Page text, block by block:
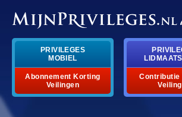
PRIVILEGES
MOBIEL
Abonnement Korting
Veilingen
Contributie